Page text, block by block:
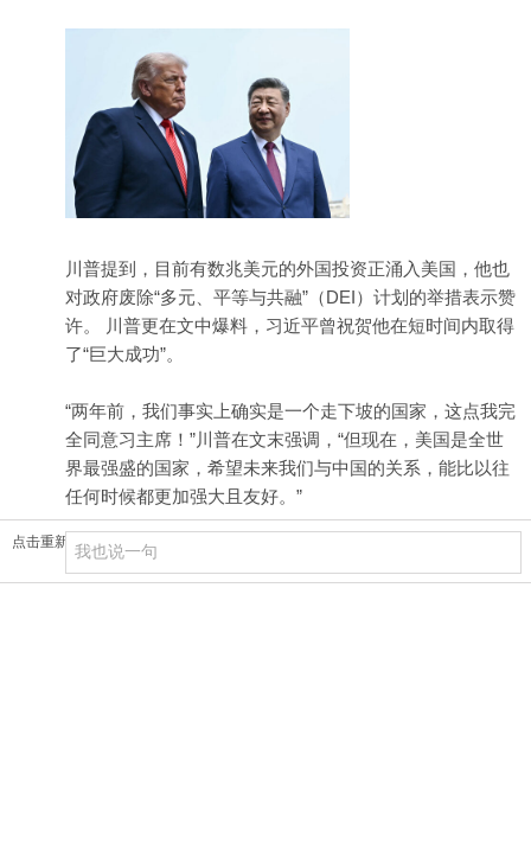
川普提到，目前有数兆美元的外国投资正涌入美国，他也
对政府废除“多元、平等与共融”（DEI）计划的举措表示赞
许。 川普更在文中爆料，习近平曾祝贺他在短时间内取得
了“巨大成功”。
“两年前，我们事实上确实是一个走下坡的国家，这点我完
全同意习主席！”川普在文末强调，“但现在，美国是全世
界最强盛的国家，希望未来我们与中国的关系，能比以往
任何时候都更加强大且友好。”
点击重新加载